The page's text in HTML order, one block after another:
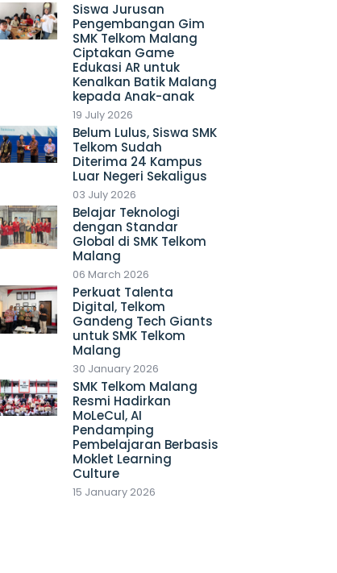
Siswa Jurusan
Pengembangan Gim
SMK Telkom Malang
Ciptakan Game
Edukasi AR untuk
Kenalkan Batik Malang
kepada Anak-anak
19 July 2026
Belum Lulus, Siswa SMK
Telkom Sudah
Diterima 24 Kampus
Luar Negeri Sekaligus
03 July 2026
Belajar Teknologi
dengan Standar
Global di SMK Telkom
Malang
06 March 2026
Perkuat Talenta
Digital, Telkom
Gandeng Tech Giants
untuk SMK Telkom
Malang
30 January 2026
SMK Telkom Malang
Resmi Hadirkan
MoLeCul, AI
Pendamping
Pembelajaran Berbasis
Moklet Learning
Culture
15 January 2026